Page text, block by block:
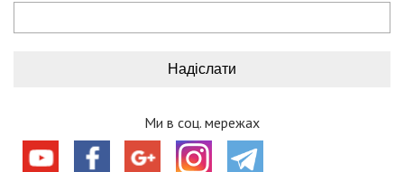
Ми в соц. мережах